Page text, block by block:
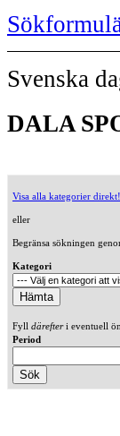
Svenska
DALA
Visa alla kategorier direkt!
eller
Begränsa sökningen
Kategori
Fyll därefteri eventuell
Period